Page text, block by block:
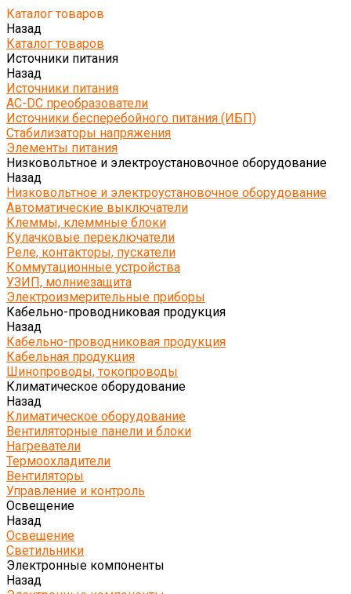
Каталог товаров
Назад
Каталог товаров
Источники питания
Назад
Источники питания
AC-DC преобразователи
Источники бесперебойного питания (ИБП)
Стабилизаторы напряжения
Элементы питания
Низковольтное и электроустановочное оборудование
Назад
Низковольтное и электроустановочное оборудование
Автоматические выключатели
Клеммы, клеммные блоки
Кулачковые переключатели
Реле, контакторы, пускатели
Коммутационные устройства
УЗИП, молниезащита
Электроизмерительные приборы
Кабельно-проводниковая продукция
Назад
Кабельно-проводниковая продукция
Кабельная продукция
Шинопроводы, токопроводы
Климатическое оборудование
Назад
Климатическое оборудование
Вентиляторные панели и блоки
Нагреватели
Термоохладители
Вентиляторы
Управление и контроль
Освещение
Назад
Освещение
Светильники
Электронные компоненты
Назад